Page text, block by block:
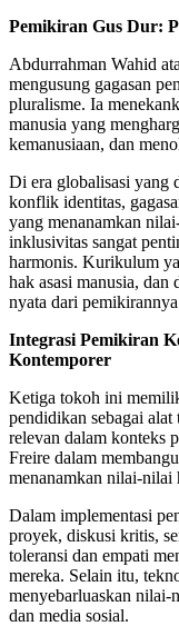
Pemikiran Gus Dur:
Abdurrahman Wahid
mengusung gagasan
pluralisme. Ia
manusia yang
kemanusiaan, dan
Di era globalisasi yang
konflik identitas,
yang menanamkan
inklusivitas sangat
harmonis. Kurikulum
hak asasi manusia,
nyata dari
Integrasi Pemikiran
Kontemporer
Ketiga tokoh ini
pendidikan sebagai
relevan dalam konteks
Freire dalam
menanamkan nilai-nilai
Dalam implementasi
proyek, diskusi kritis,
toleransi dan empati
mereka. Selain itu,
menyebarluaskan
dan media sosial.